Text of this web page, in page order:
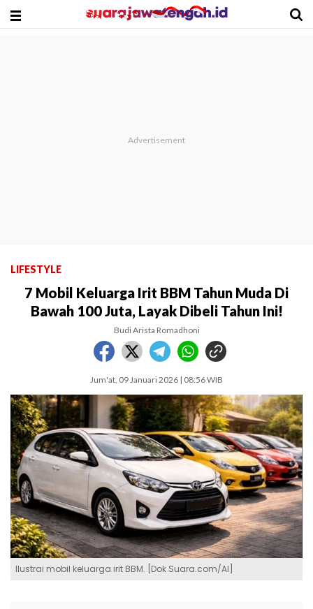
LIFESTYLE
7 Mobil Keluarga Irit BBM Tahun Muda Di
Bawah 100 Juta, Layak Dibeli Tahun Ini!
Budi Arista Romadhoni
Jum'at, 09 Januari 2026 | 08:56 WIB
Ilustrai mobil keluarga irit BBM. [Dok Suara.com/AI]